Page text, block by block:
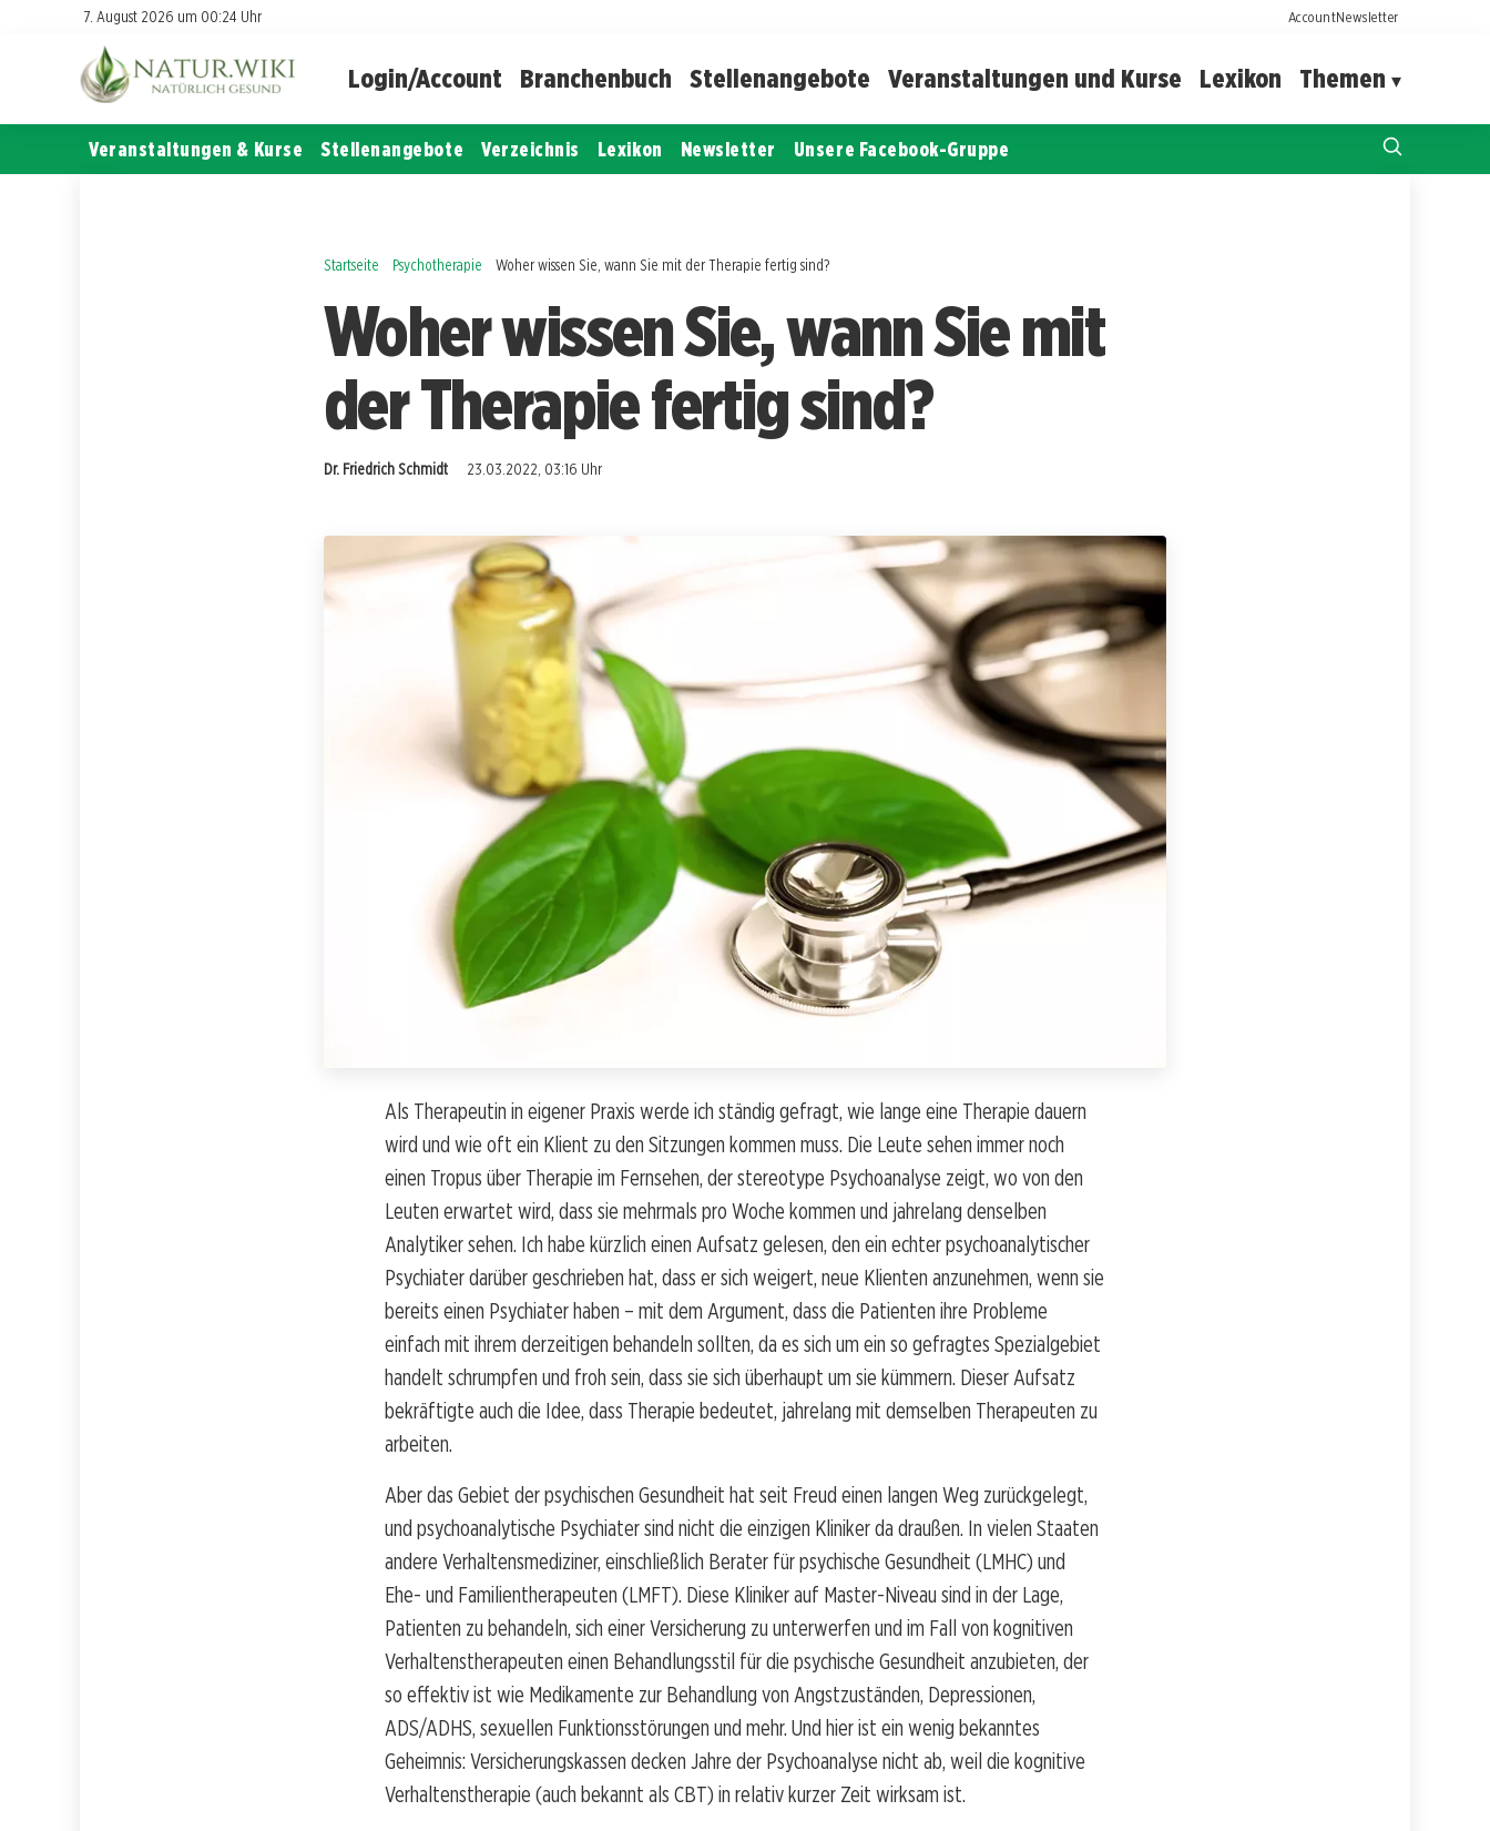
7. August 2026 um 00:24 Uhr AccountNewsletter
Login/Account Branchenbuch Stellenangebote Veranstaltungen und Kurse Lexikon Themen
Veranstaltungen & Kurse Stellenangebote Verzeichnis Lexikon Newsletter Unsere Facebook-Gruppe
Startseite Psychotherapie Woher wissen Sie, wann Sie mit der Therapie fertig sind?
Woher wissen Sie, wann Sie mit
der Therapie fertig sind?
Dr. Friedrich Schmidt 23.03.2022, 03:16 Uhr
Als Therapeutin in eigener Praxis werde ich ständig gefragt, wie lange eine Therapie dauern
wird und wie oft ein Klient zu den Sitzungen kommen muss. Die Leute sehen immer noch
einen Tropus über Therapie im Fernsehen, der stereotype Psychoanalyse zeigt, wo von den
Leuten erwartet wird, dass sie mehrmals pro Woche kommen und jahrelang denselben
Analytiker sehen. Ich habe kürzlich einen Aufsatz gelesen, den ein echter psychoanalytischer
Psychiater darüber geschrieben hat, dass er sich weigert, neue Klienten anzunehmen, wenn sie
bereits einen Psychiater haben – mit dem Argument, dass die Patienten ihre Probleme
einfach mit ihrem derzeitigen behandeln sollten, da es sich um ein so gefragtes Spezialgebiet
handelt schrumpfen und froh sein, dass sie sich überhaupt um sie kümmern. Dieser Aufsatz
bekräftigte auch die Idee, dass Therapie bedeutet, jahrelang mit demselben Therapeuten zu
arbeiten.
Aber das Gebiet der psychischen Gesundheit hat seit Freud einen langen Weg zurückgelegt,
und psychoanalytische Psychiater sind nicht die einzigen Kliniker da draußen. In vielen Staaten
andere Verhaltensmediziner, einschließlich Berater für psychische Gesundheit (LMHC) und
Ehe- und Familientherapeuten (LMFT). Diese Kliniker auf Master-Niveau sind in der Lage,
Patienten zu behandeln, sich einer Versicherung zu unterwerfen und im Fall von kognitiven
Verhaltenstherapeuten einen Behandlungsstil für die psychische Gesundheit anzubieten, der
so effektiv ist wie Medikamente zur Behandlung von Angstzuständen, Depressionen,
ADS/ADHS, sexuellen Funktionsstörungen und mehr. Und hier ist ein wenig bekanntes
Geheimnis: Versicherungskassen decken Jahre der Psychoanalyse nicht ab, weil die kognitive
Verhaltenstherapie (auch bekannt als CBT) in relativ kurzer Zeit wirksam ist.